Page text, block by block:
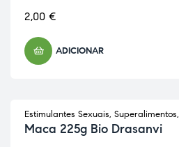
2,00 €
ADICIONAR
Estimulantes Sexuais, Superalimentos,
Maca 225g Bio Drasanvi